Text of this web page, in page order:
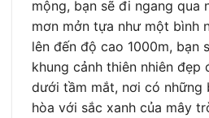
mộng, bạn sẽ đi ngang qua
mơn mởn tựa như một bình
lên đến độ cao 1000m, bạn
khung cảnh thiên nhiên đẹp
dưới tầm mắt, nơi có những
hòa với sắc xanh của mây